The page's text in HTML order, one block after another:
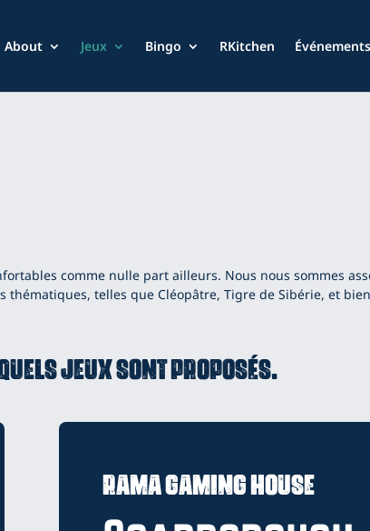
About Jeux Bingo RKitchen Événements
comme nulle part ailleurs. Nous nous sommes
telles que Cléopâtre, Tigre de Sibérie, et
jeux sont proposés.
Rama Gaming House